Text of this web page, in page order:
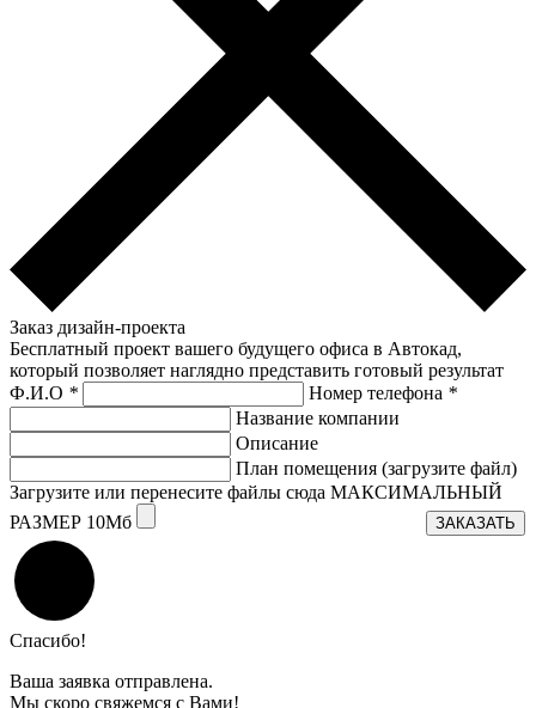
Заказ дизайн-проекта
Бесплатный проект вашего будущего офиса в Автокад,
который позволяет наглядно представить готовый результат
Ф.И.О * Номер телефона *
Название компании
Описание
План помещения (загрузите файл)
Загрузите или перенесите файлы сюда МАКСИМАЛЬНЫЙ
РАЗМЕР 10Мб
ЗАКАЗАТЬ
Спасибо!
Ваша заявка отправлена.
Мы скоро свяжемся с Вами!